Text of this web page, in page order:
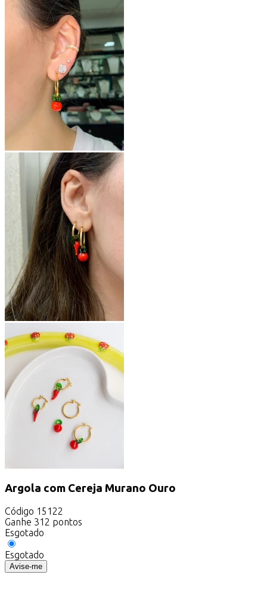
Argola com Cereja Murano Ouro
Código 15122
Ganhe 312 pontos
Esgotado
Esgotado
Avise-me